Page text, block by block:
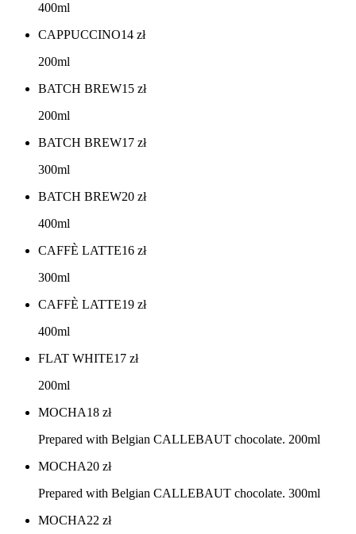
400ml
CAPPUCCINO14 zł
200ml
BATCH BREW15 zł
200ml
BATCH BREW17 zł
300ml
BATCH BREW20 zł
400ml
CAFFÈ LATTE16 zł
300ml
CAFFÈ LATTE19 zł
400ml
FLAT WHITE17 zł
200ml
MOCHA18 zł
Prepared with Belgian CALLEBAUT chocolate. 200ml
MOCHA20 zł
Prepared with Belgian CALLEBAUT chocolate. 300ml
MOCHA22 zł